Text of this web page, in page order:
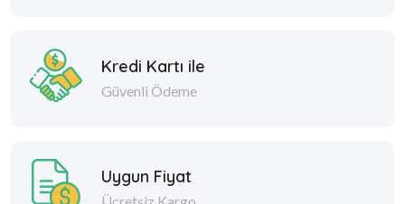
Kredi Kartı ile
Güvenli Ödeme
Uygun Fiyat
Ücretsiz Kargo